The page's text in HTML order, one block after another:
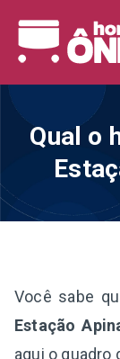
para
Qual o
Você sabe
Estação
aqui o quadro